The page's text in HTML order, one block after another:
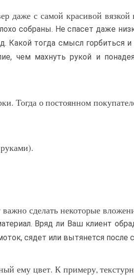
даже с самой красивой вязкой
собраны. Не спасет даже
Какой тогда смысл горбиться и
чем махнуть рукой и
Тогда о постоянном
сделать некоторые
Вряд ли Ваш клиент
сядет или вытянется после
ему цвет. К примеру,